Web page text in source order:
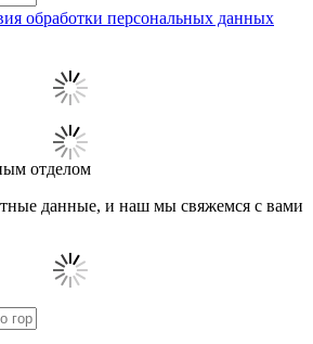
обработки персональных данных
отделом
данные, и наш мы свяжемся с вами